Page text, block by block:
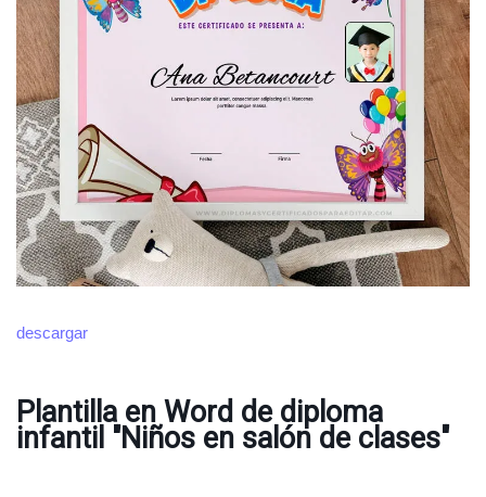
descargar
Plantilla en Word de diploma
infantil "Niños en salón de clases"